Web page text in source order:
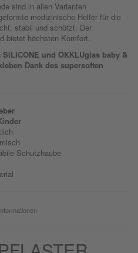
sind in allen Varianten
medizinische Helfer für die
stabil und schützt. Der
bietet höchsten Komfort.
und OKKLUglas baby &
Dank des supersoften
Schutzhaube